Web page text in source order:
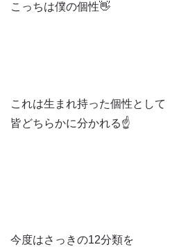
こっちは僕の個性👋
これは生まれ持った個性として
皆どちらかに分かれる☝️
今度はさっきの12分類を